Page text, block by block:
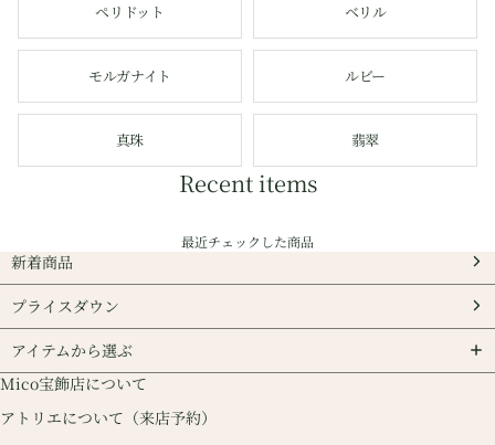
ペリドット ベリル
モルガナイト ルビー
真珠 翡翠
Recent items
最近チェックした商品
新着商品
プライスダウン
アイテムから選ぶ
Mico宝飾店について
アトリエについて（来店予約）